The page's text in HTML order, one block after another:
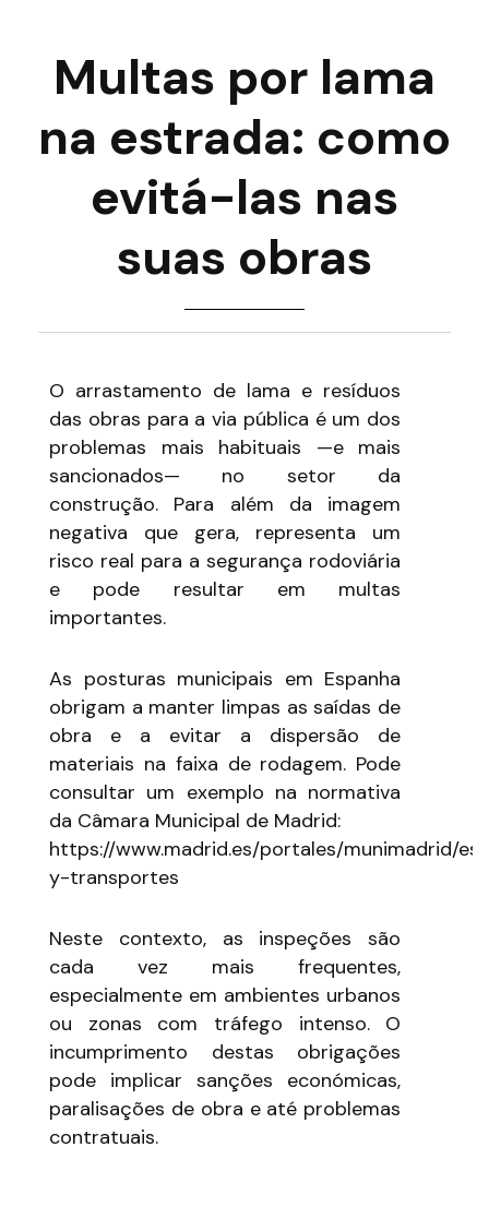
Multas por lama
na estrada: como
evitá-las nas
suas obras
O arrastamento de lama e resíduos
das obras para a via pública é um dos
problemas mais habituais —e mais
sancionados— no setor da
construção. Para além da imagem
negativa que gera, representa um
risco real para a segurança rodoviária
e pode resultar em multas
importantes.
As posturas municipais em Espanha
obrigam a manter limpas as saídas de
obra e a evitar a dispersão de
materiais na faixa de rodagem. Pode
consultar um exemplo na normativa
da Câmara Municipal de Madrid:
https://www.madrid.es/portales/munimadrid/
y-transportes
Neste contexto, as inspeções são
cada vez mais frequentes,
especialmente em ambientes urbanos
ou zonas com tráfego intenso. O
incumprimento destas obrigações
pode implicar sanções económicas,
paralisações de obra e até problemas
contratuais.